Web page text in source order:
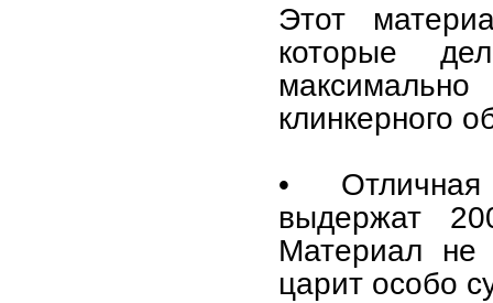
Этот
которые
клинкерного
• Отличная
выдержат
Материал не
царит особо